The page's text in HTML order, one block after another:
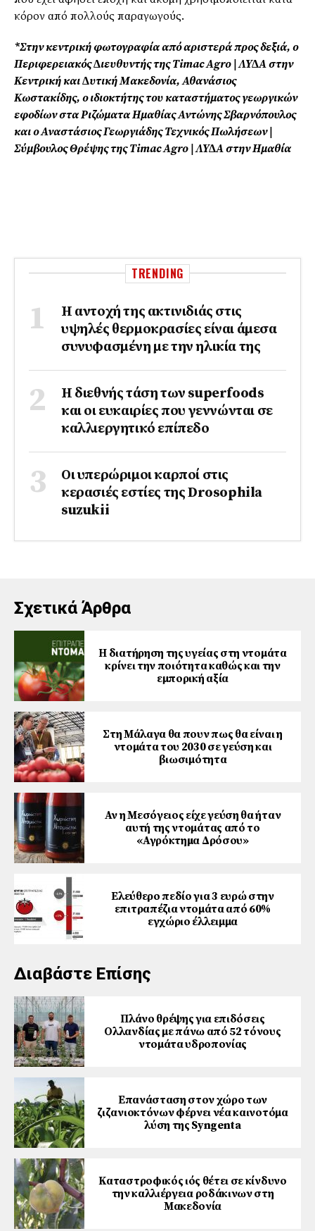
κόρον από πολλούς παραγωγούς.
*Στην κεντρική φωτογραφία από αριστερά προς δεξιά, ο
Περιφερειακός ∆ιευθυντής της Timac Agro | ΛΥ∆Α στην
Κεντρική και ∆υτική Μακεδονία, Αθανάσιος
Κωστακίδης, ο ιδιοκτήτης του καταστήµατος γεωργικών
εφοδίων στα Ριζώµατα Ηµαθίας Αντώνης Σβαρνόπουλος
και ο Αναστάσιος Γεωργιάδης Τεχνικός Πωλήσεων |
Σύµβουλος Θρέψης της Timac Agro | ΛΥ∆Α στην Ηµαθία
TRENDING
Η αντοχή της ακτινιδιάς στις
υψηλές θερμοκρασίες είναι άμεσα
συνυφασμένη με την ηλικία της
Η διεθνής τάση των superfoods
και οι ευκαιρίες που γεννώνται σε
καλλιεργητικό επίπεδο
Οι υπερώριμοι καρποί στις
κερασιές εστίες της Drosophila
suzukii
Σχετικά Άρθρα
Η διατήρηση της υγείας στη ντομάτα
κρίνει την ποιότητα καθώς και την
εμπορική αξία
Στη Μάλαγα θα πουν πως θα είναι η
ντομάτα του 2030 σε γεύση και
βιωσιμότητα
Αν η Μεσόγειος είχε γεύση θα ήταν
αυτή της ντομάτας από το
«Αγρόκτηµα Δρόσου»
Ελεύθερο πεδίο για 3 ευρώ στην
επιτραπέζια ντομάτα από 60%
εγχώριο έλλειμμα
Διαβάστε Επίσης
Πλάνο θρέψης για επιδόσεις
Ολλανδίας με πάνω από 52 τόνους
ντομάτα υδροπονίας
Επανάσταση στον χώρο των
ζιζανιοκτόνων φέρνει νέα καινοτόμα
λύση της Syngenta
Καταστροφικός ιός θέτει σε κίνδυνο
την καλλιέργεια ροδάκινων στη
Μακεδονία